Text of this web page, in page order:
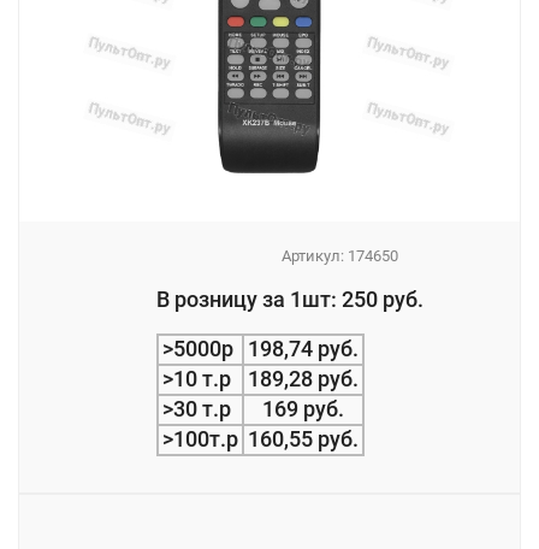
Артикул: 174650
В розницу за 1шт: 250 руб.
>5000р
198,74 руб.
>10 т.р
189,28 руб.
>30 т.р
169 руб.
>100т.р 160,55 руб.